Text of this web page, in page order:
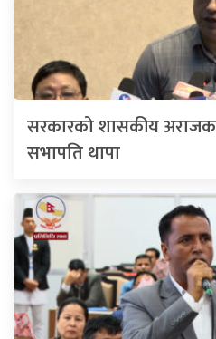
सरकारको शासकीय
सभापति थापा